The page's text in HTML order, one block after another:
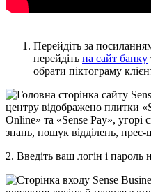
Перейдіть за посилання
перейдіть на сайт банку
обрати піктограму клієн
2. Введіть ваш логін і пароль н